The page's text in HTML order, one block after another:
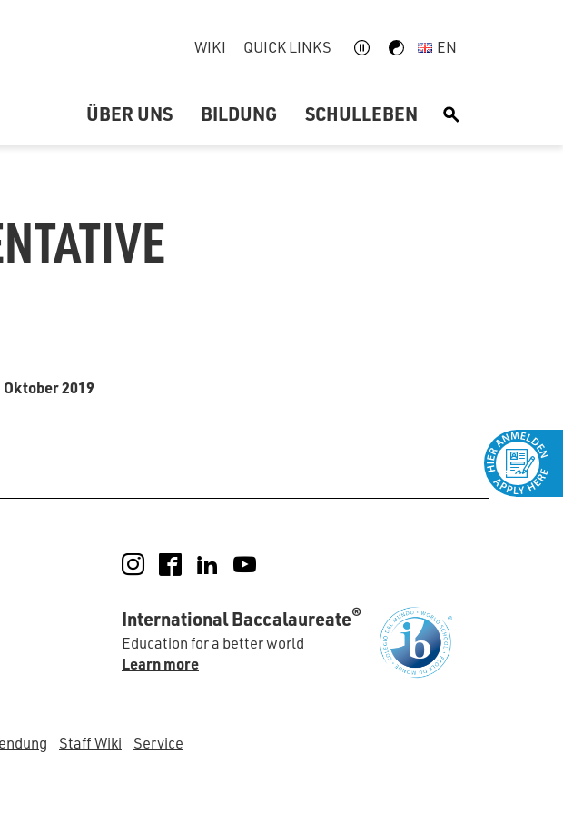
WIKI QUICK LINKS EN
ÜBER UNS BILDUNG SCHULLEBEN S
Oktober 2019
Instagram
FacebookLinkedIn
International Baccalaureate®
Education for a better world
Learn more
Staff Wiki
Service